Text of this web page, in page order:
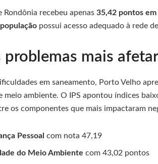
Rondônia recebeu apenas 35,42 pontos em
possui acesso adequado à rede
problemas mais
em saneamento, Porto Velho
meio ambiente. O IPS apontou índices
os componentes que mais impactaram
Pessoal com nota 47,19
do Meio Ambiente com 43,02 pontos